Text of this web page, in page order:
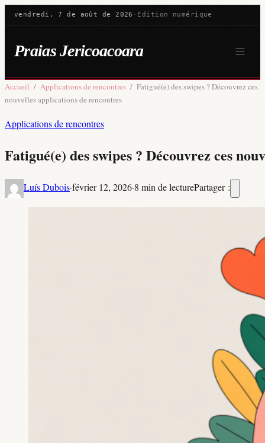
vendredi, 7 de août de 2026 · Édition numérique
Praias Jericoacoara
Accueil / Applications de rencontres / Fatigué(e) des swipes ? Découvrez ces
nouvelles applications de rencontres
Applications de rencontres
Fatigué(e) des swipes ? Découvrez ces
Luís Dubois·février 12, 2026·8 min de lecturePartager :